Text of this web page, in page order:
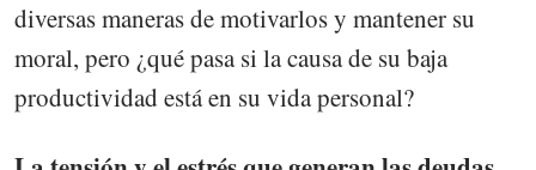
diversas maneras de motivarlos y mantener su
moral, pero ¿qué pasa si la causa de su baja
productividad está en su vida personal?